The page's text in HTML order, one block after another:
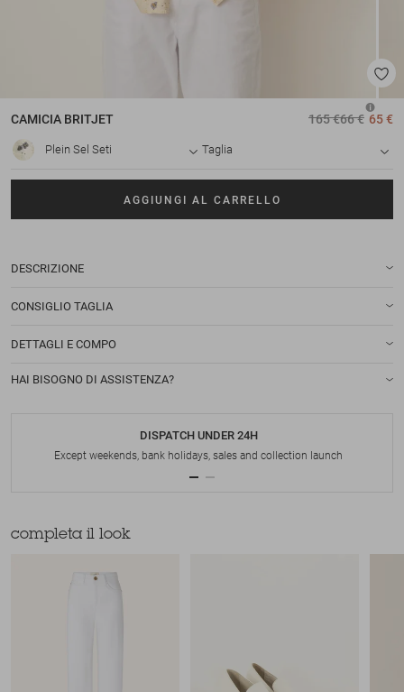
CAMICIA BRITJET 165 €66 € 65 €
Plein Sel Seti Taglia
AGGIUNGI AL CARRELLO
DESCRIZIONE
CONSIGLIO TAGLIA
DETTAGLI E COMPO
HAI BISOGNO DI ASSISTENZA?
DISPATCH UNDER 24H
Except weekends, bank holidays, sales and collection launch
completa il look